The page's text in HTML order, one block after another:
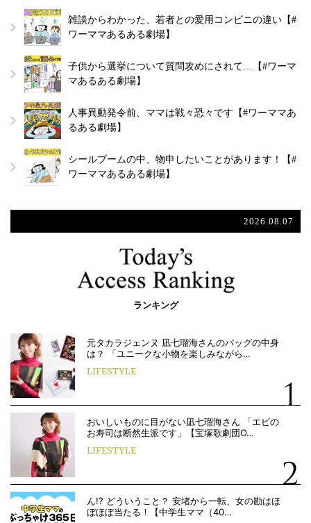
雑談からわかった、若者との愛用コンビニの違い【#
ワーママあるある劇場】
子供から選挙について質問攻めにされて…【#ワーマ
マあるある劇場】
人事異動発令前、ママは戦々恐々です【#ワーママあ
るある劇場】
シールブームの中、物申したいことがあります！【#
ワーママあるある劇場】
2026.08.07
ランキング
元タカラジェンヌ 凪七瑠海さんのバッグの中身
は？ 「ユニークな小物を楽しみながら…
LIFESTYLE
おいしいものに目がない凪七瑠海さん 「エビの
お寿司は断然生派です」【宝塚歌劇団O…
LIFESTYLE
ん!? どういうこと？ 安堵から一転、女の勘はほ
ぼほぼ当たる！【中学生ママ（40…